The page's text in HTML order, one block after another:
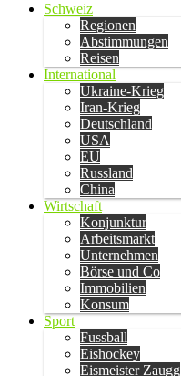
Schweiz
Regionen
Abstimmungen
Reisen
International
Ukraine-Krieg
Iran-Krieg
Deutschland
USA
EU
Russland
China
Wirtschaft
Konjunktur
Arbeitsmarkt
Unternehmen
Börse und Co
Immobilien
Konsum
Sport
Fussball
Eishockey
Eismeister Zaugg